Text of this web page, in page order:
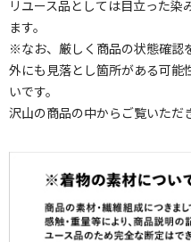
リユース品としては目立った染
ます。
※なお、厳しく商品の状態確認
外にも見落とし箇所がある可能
いです。
沢山の商品の中からご覧いただ